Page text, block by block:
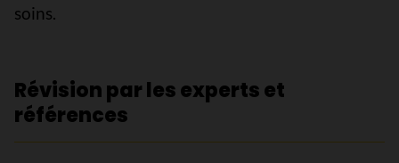
soins.
Révision par les experts et
références